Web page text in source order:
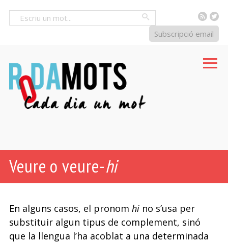
RSS
Subscripció email
Veure o veure-hi
En alguns casos, el pronom hino s’usa per
substituir algun tipus de complement, sinó
que la llengua l’ha acoblat a una determinada